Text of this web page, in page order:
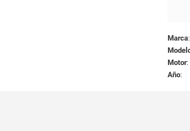
Marca:
Motor:
Año: